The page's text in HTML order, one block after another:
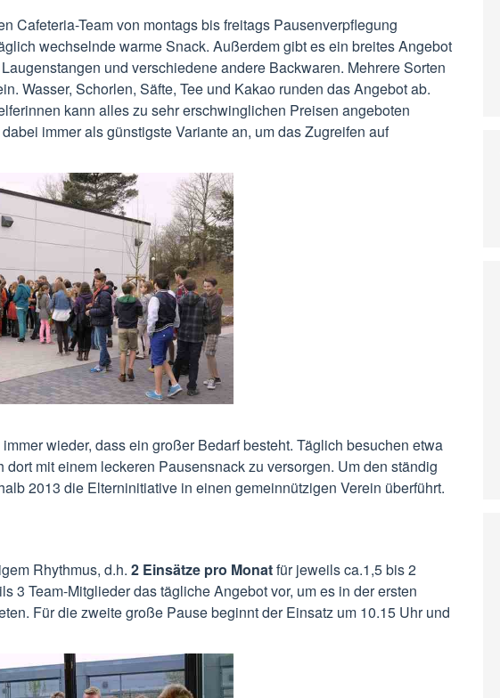
Cafeteria-Team von montags bis freitags Pausenverpflegung
wechselnde warme Snack. Außerdem gibt es ein breites Angebot
und verschiedene andere Backwaren. Mehrere Sorten
Wasser, Schorlen, Säfte, Tee und Kakao runden das Angebot ab.
kann alles zu sehr erschwinglichen Preisen angeboten
immer als günstigste Variante an, um das Zugreifen auf
wieder, dass ein großer Bedarf besteht. Täglich besuchen etwa
mit einem leckeren Pausensnack zu versorgen. Um den ständig
2013 die Elterninitiative in einen gemeinnützigen Verein überführt.
Rhythmus, d.h. 2 Einsätze pro Monatfür jeweils ca.1,5 bis 2
3 Team-Mitglieder das tägliche Angebot vor, um es in der ersten
Für die zweite große Pause beginnt der Einsatz um 10.15 Uhr und